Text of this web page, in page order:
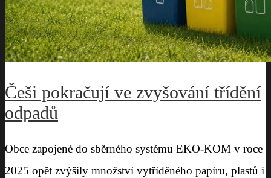
Češi pokračují ve zvyšování třídění
odpadů
Obce zapojené do sběrného systému EKO-KOM v roce
2025 opět zvýšily množství vytříděného papíru, plastů i